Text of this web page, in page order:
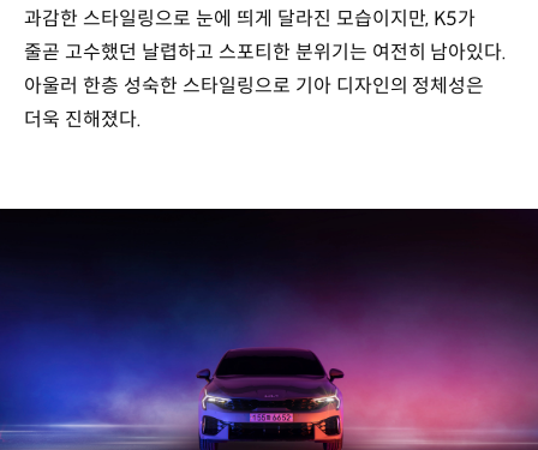
과감한 스타일링으로 눈에 띄게 달라진 모습이지만, K5가
줄곧 고수했던 날렵하고 스포티한 분위기는 여전히 남아있다.
아울러 한층 성숙한 스타일링으로 기아 디자인의 정체성은
더욱 진해졌다.